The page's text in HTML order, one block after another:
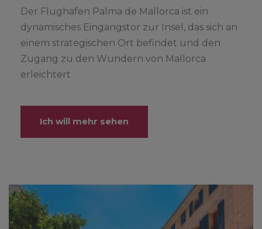
Der Flughafen Palma de Mallorca ist ein
dynamisches Eingangstor zur Insel, das sich an
einem strategischen Ort befindet und den
Zugang zu den Wundern von Mallorca
erleichtert
Ich will mehr sehen